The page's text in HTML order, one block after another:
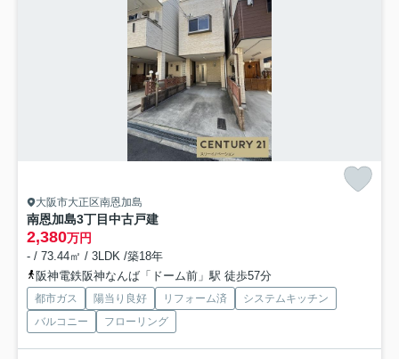
大阪市大正区南恩加島
南恩加島3丁目中古戸建
2,380万円
- / 73.44㎡ / 3LDK /築18年
阪神電鉄阪神なんば「ドーム前」駅 徒歩57分
都市ガス 陽当り良好 リフォーム済
システムキッチン
バルコニー
フローリング